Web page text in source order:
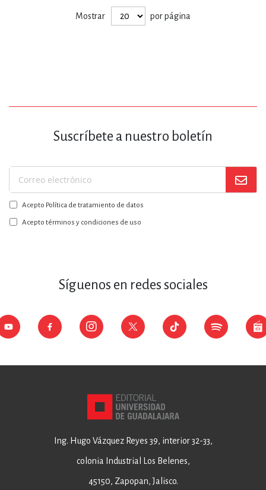
Mostrar por página
Suscríbete a nuestro boletín
Suscríbase
a
nuestro
boletín:
Acepto Política de tratamiento de datos
Acepto términos y condiciones de uso
Síguenos en redes sociales
Ing. Hugo Vázquez Reyes 39, interior 32-33,
colonia Industrial Los Belenes,
45150, Zapopan, Jalisco.